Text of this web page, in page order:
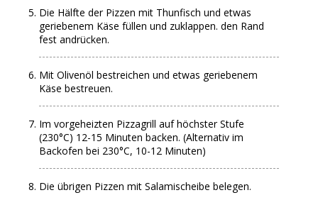
Die Hälfte der Pizzen mit Thunfisch und etwas
geriebenem Käse füllen und zuklappen. den Rand
fest andrücken.
Mit Olivenöl bestreichen und etwas geriebenem
Käse bestreuen.
Im vorgeheizten Pizzagrill auf höchster Stufe
(230°C) 12-15 Minuten backen. (Alternativ im
Backofen bei 230°C, 10-12 Minuten)
Die übrigen Pizzen mit Salamischeibe belegen.